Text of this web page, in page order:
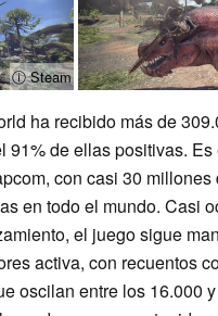
ⓘ Steam
ha recibido más de
91% de ellas positivas.
con casi 30 millones
en todo el mundo. Casi
el juego sigue
activa, con recuentos
oscilan entre los 16.000